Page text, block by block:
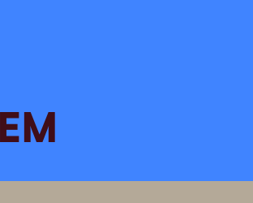
Baronesa do Gravataí 1122 |
51 99969-3926